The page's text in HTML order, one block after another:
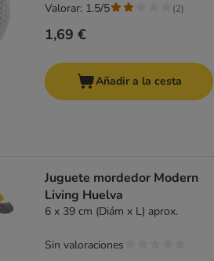
1,69 €
Valorar: 1.5/5 (2)
Añadir a la cesta
Juguete mordedor Modern
Living Huelva
6 x 39 cm (Diám x L) aprox.
Sin valoraciones